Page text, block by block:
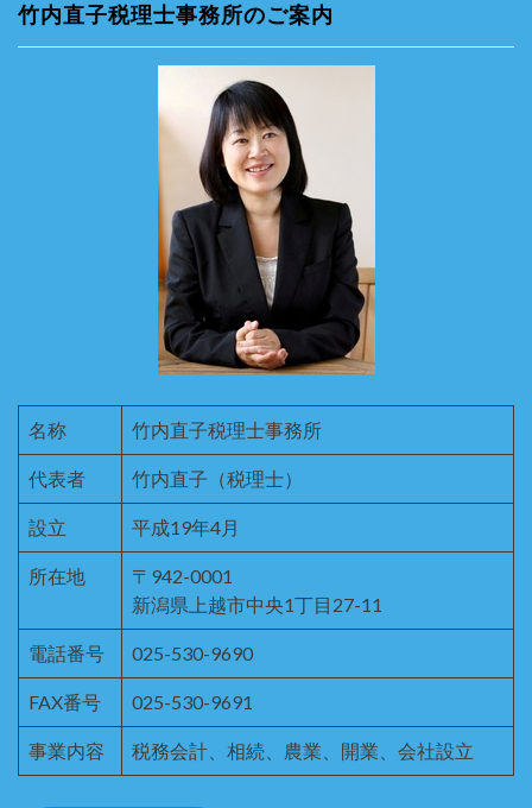
竹内直子税理士事務所のご案内
名称 竹内直子税理士事務所
代表者 竹内直子（税理士）
設立 平成19年4月
所在地
〒942-0001
新潟県上越市中央1丁目27-11
電話番号 025-530-9690
FAX番号 025-530-9691
事業内容 税務会計、相続、農業、開業、会社設立